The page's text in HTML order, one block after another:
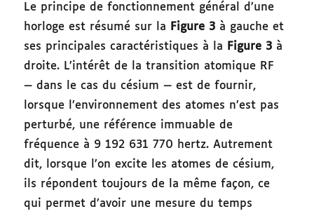
Le principe de fonctionnement général d’une
horloge est résumé sur la
Figure 3 à gauche et
ses principales caractéristiques à la
Figure 3 à
droite. L’intérêt de la transition atomique RF
— dans le cas du césium — est de fournir,
lorsque l’environnement des atomes n’est pas
perturbé, une référence immuable de
fréquence à 9 192 631 770 hertz. Autrement
dit, lorsque l’on excite les atomes de césium,
ils répondent toujours de la même façon, ce
qui permet d’avoir une mesure du temps